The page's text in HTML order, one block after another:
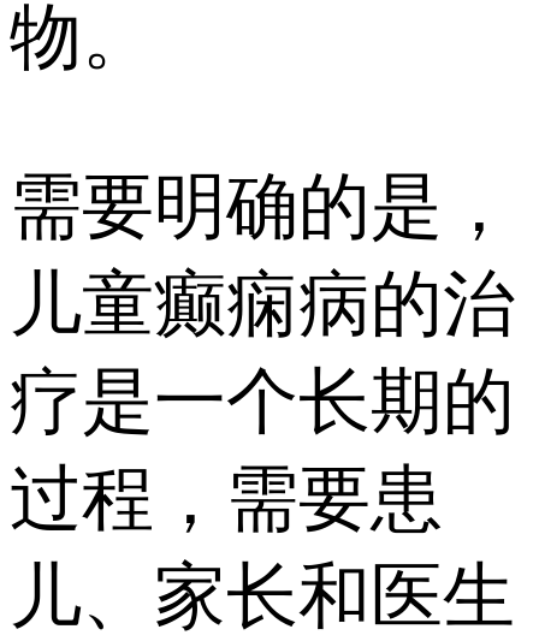
物。
需要明确的是，
儿童癫痫病的治
疗是一个长期的
过程，需要患
儿、家长和医生